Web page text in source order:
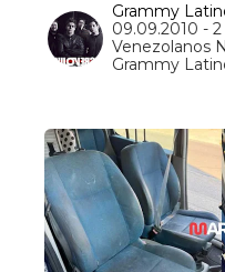
Grammy
09.09.2010 -
Venezolanos
Grammy